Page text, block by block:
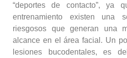
“deportes de contacto”, ya
entrenamiento existen una
riesgosos que generan una
alcance en el área facial. Un
lesiones bucodentales, es